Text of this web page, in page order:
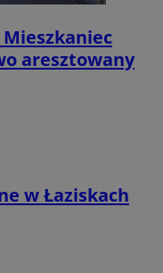
aresztowany
w Łaziskach